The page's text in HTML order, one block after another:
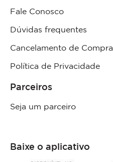
Fale Conosco
Dúvidas frequentes
Cancelamento de Compra
Política de Privacidade
Parceiros
Seja um parceiro
Baixe o aplicativo